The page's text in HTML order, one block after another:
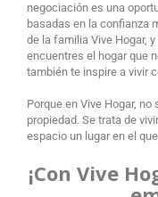
negociación es una
basadas en la confianza
de la familia Vive Hogar,
encuentres el hogar que
también te inspire a vivir
Porque en Vive Hogar,
propiedad. Se trata de
espacio un lugar en el
¡Con Vive